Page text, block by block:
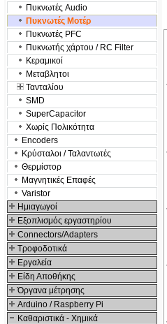
Πυκνωτές Audio
Πυκνωτές Μοτέρ
Πυκνωτές PFC
Πυκνωτής χάρτου / RC Filter
Κεραμικοί
Μεταβλητοι
Τανταλίου
SMD
SuperCapacitor
Χωρίς Πολικότητα
Encoders
Κρύσταλοι / Ταλαντωτές
Θερμίστορ
Μαγνητικές Επαφές
Varistor
Hμιαγωγοί
Εξοπλισμός εργαστηρίου
Connectors/Adapters
Τροφοδοτικά
Εργαλεία
Είδη Αποθήκης
Όργανα μέτρησης
Arduino / Raspberry Pi
Καθαριστικά - Χημικά